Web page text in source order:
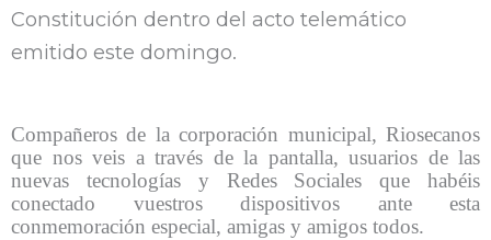
Constitución dentro del acto telemático
emitido este domingo.
Compañeros de la corporación municipal, Riosecanos
que nos veis a través de la pantalla, usuarios de las
nuevas tecnologías y Redes Sociales que habéis
conectado vuestros dispositivos ante esta
conmemoración especial, amigas y amigos todos.